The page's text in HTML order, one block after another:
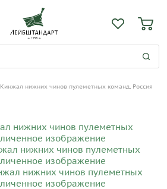
Кинжал нижних чинов пулеметных команд, Россия